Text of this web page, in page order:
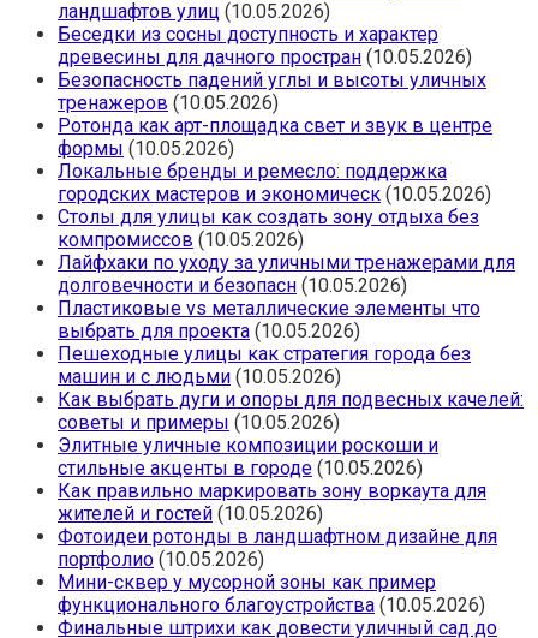
ландшафтов улиц (10.05.2026)
Беседки из сосны доступность и характер
древесины для дачного простран (10.05.2026)
Безопасность падений углы и высоты уличных
тренажеров (10.05.2026)
Ротонда как арт-площадка свет и звук в центре
формы (10.05.2026)
Локальные бренды и ремесло: поддержка
городских мастеров и экономическ (10.05.2026)
Столы для улицы как создать зону отдыха без
компромиссов (10.05.2026)
Лайфхаки по уходу за уличными тренажерами для
долговечности и безопасн (10.05.2026)
Пластиковые vs металлические элементы что
выбрать для проекта (10.05.2026)
Пешеходные улицы как стратегия города без
машин и с людьми (10.05.2026)
Как выбрать дуги и опоры для подвесных качелей:
советы и примеры (10.05.2026)
Элитные уличные композиции роскоши и
стильные акценты в городе (10.05.2026)
Как правильно маркировать зону воркаута для
жителей и гостей (10.05.2026)
Фотоидеи ротонды в ландшафтном дизайне для
портфолио (10.05.2026)
Мини-сквер у мусорной зоны как пример
функционального благоустройства (10.05.2026)
Финальные штрихи как довести уличный сад до